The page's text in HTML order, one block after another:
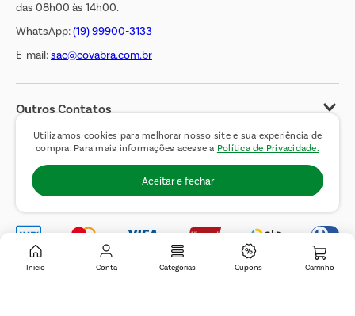
Utilizamos cookies para melhorar nosso site e sua experiência de
compra. Para mais informações acesse a Política de Privacidade.
Aceitar e fechar
Inicio Conta Categorias Cupons
das 08h00 às 14h00.
WhatsApp:(19) 99900-3133
E-mail:sac@covabra.com.br
Outros Contatos
Negócios Imobiliários
Trabalhe Conosco